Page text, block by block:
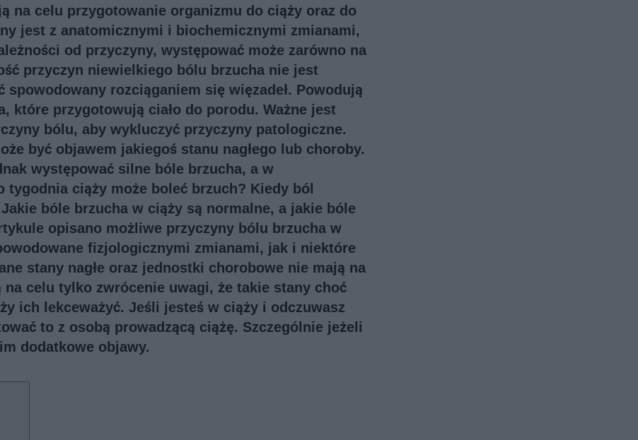
na celu przygotowanie organizmu do ciąży oraz do
jest z anatomicznymi i biochemicznymi zmianami,
od przyczyny, występować może zarówno na
przyczyn niewielkiego bólu brzucha nie jest
rozciąganiem się więzadeł. Powodują
które przygotowują ciało do porodu. Ważne jest
bólu, aby wykluczyć przyczyny patologiczne.
być objawem jakiegoś stanu nagłego lub choroby.
występować silne bóle brzucha, a w
tygodnia ciąży może boleć brzuch? Kiedy ból
bóle brzucha w ciąży są normalne, a jakie bóle
opisano możliwe przyczyny bólu brzucha w
fizjologicznymi zmianami, jak i niektóre
stany nagłe oraz jednostki chorobowe nie mają na
celu tylko zwrócenie uwagi, że takie stany choć
ich lekceważyć. Jeśli jesteś w ciąży i odczuwasz
to z osobą prowadzącą ciążę. Szczególnie jeżeli
dodatkowe objawy.